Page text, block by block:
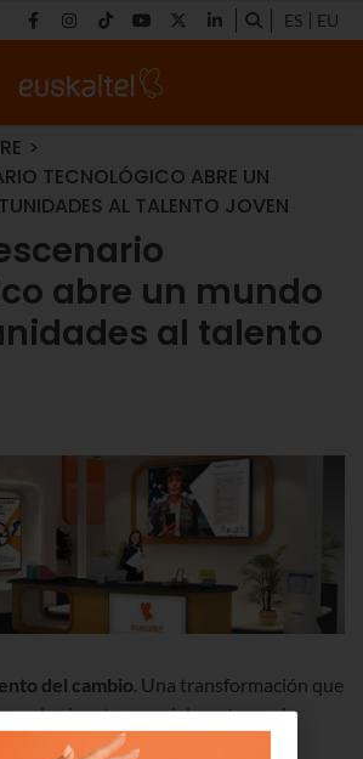
ES EU
TECNOLÓGICO ABRE UN
AL TALENTO JOVEN
abre un mundo
al talento
del cambio. Una transformación que
de gigante especialmente en el
abre un mundo de